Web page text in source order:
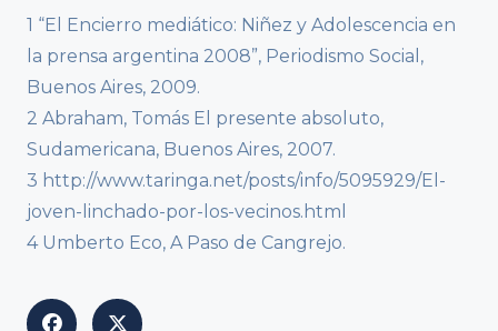
1 “El Encierro mediático: Niñez y Adolescencia en
la prensa argentina 2008”, Periodismo Social,
Buenos Aires, 2009.
2 Abraham, Tomás El presente absoluto,
Sudamericana, Buenos Aires, 2007.
3 http://www.taringa.net/posts/info/5095929/El-
joven-linchado-por-los-vecinos.html
4 Umberto Eco, A Paso de Cangrejo.